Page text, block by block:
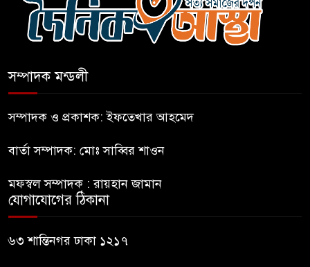
হযরত শাহজালাল বিমানবন্দরে
কিশোর
ভারত থেকে আসছে ২ দশমিক ৩
মেট্রিক টন টিয়ার শেল
সম্পাদক মন্ডলী
সম্পাদক ও প্রকাশক: ইফতেখার আহমেদ
বার্তা সম্পাদক: মোঃ সাব্বির শাওন
মফস্বল সম্পাদক : রায়হান জামান
যোগাযোগের ঠিকানা
৬৩ শান্তিনগর ঢাকা ১২১৭